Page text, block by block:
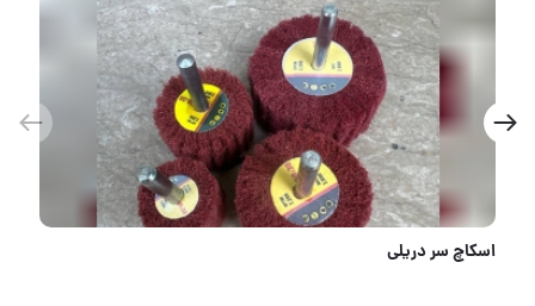
خرابی شیر برقی، یعنی توقف کار